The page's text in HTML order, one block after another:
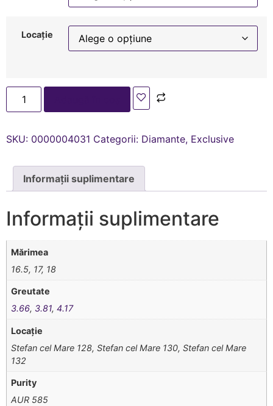
Locație
SKU: 0000004031 Categorii: Diamante, Exclusive
Informații suplimentare
Informații suplimentare
Mărimea
16.5, 17, 18
Greutate
3.66, 3.81,4.17
Locație
Stefan cel Mare 128, Stefan cel Mare 130, Stefan cel Mare
132
Purity
AUR 585